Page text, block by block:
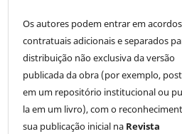
Os autores podem entrar em acordos
contratuais adicionais e separados
distribuição não exclusiva da versão
publicada da obra (por exemplo,
em um repositório institucional ou
la em um livro), com o
sua publicação inicial na Revista